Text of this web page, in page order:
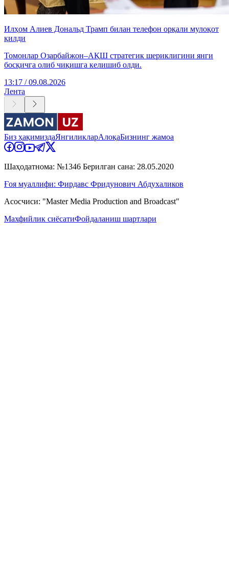
Илҳом Алиев Дональд Трамп билан телефон орқали мулоқот
қилди
Томонлар Озарбайжон–АҚШ стратегик шериклигини янги
босқичга олиб чиқишга келишиб олди.
13:17 / 09.08.2026
Лента
Биз ҳақимиздаЯнгиликларАлоқаБизнинг жамоа
Шаҳодатнома: №1346 Берилган сана: 28.05.2020
Ғоя муаллифи: Фирдавс Фридунович Абдухаликов
Асосчиси: "Master Media Production and Broadcast"
Махфийлик сиёсатиФойдаланиш шартлари